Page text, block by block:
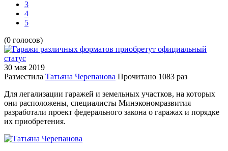
3
4
5
(0 голосов)
30 мая 2019
Разместила Татьяна Черепанова Прочитано 1083 раз
Для легализации гаражей и земельных участков, на которых
они расположены, специалисты Минэкономразвития
разработали проект федерального закона о гаражах и порядке
их приобретения.